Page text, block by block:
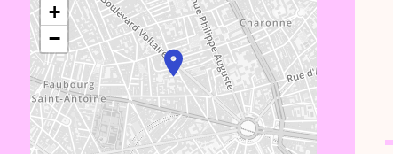
+
−